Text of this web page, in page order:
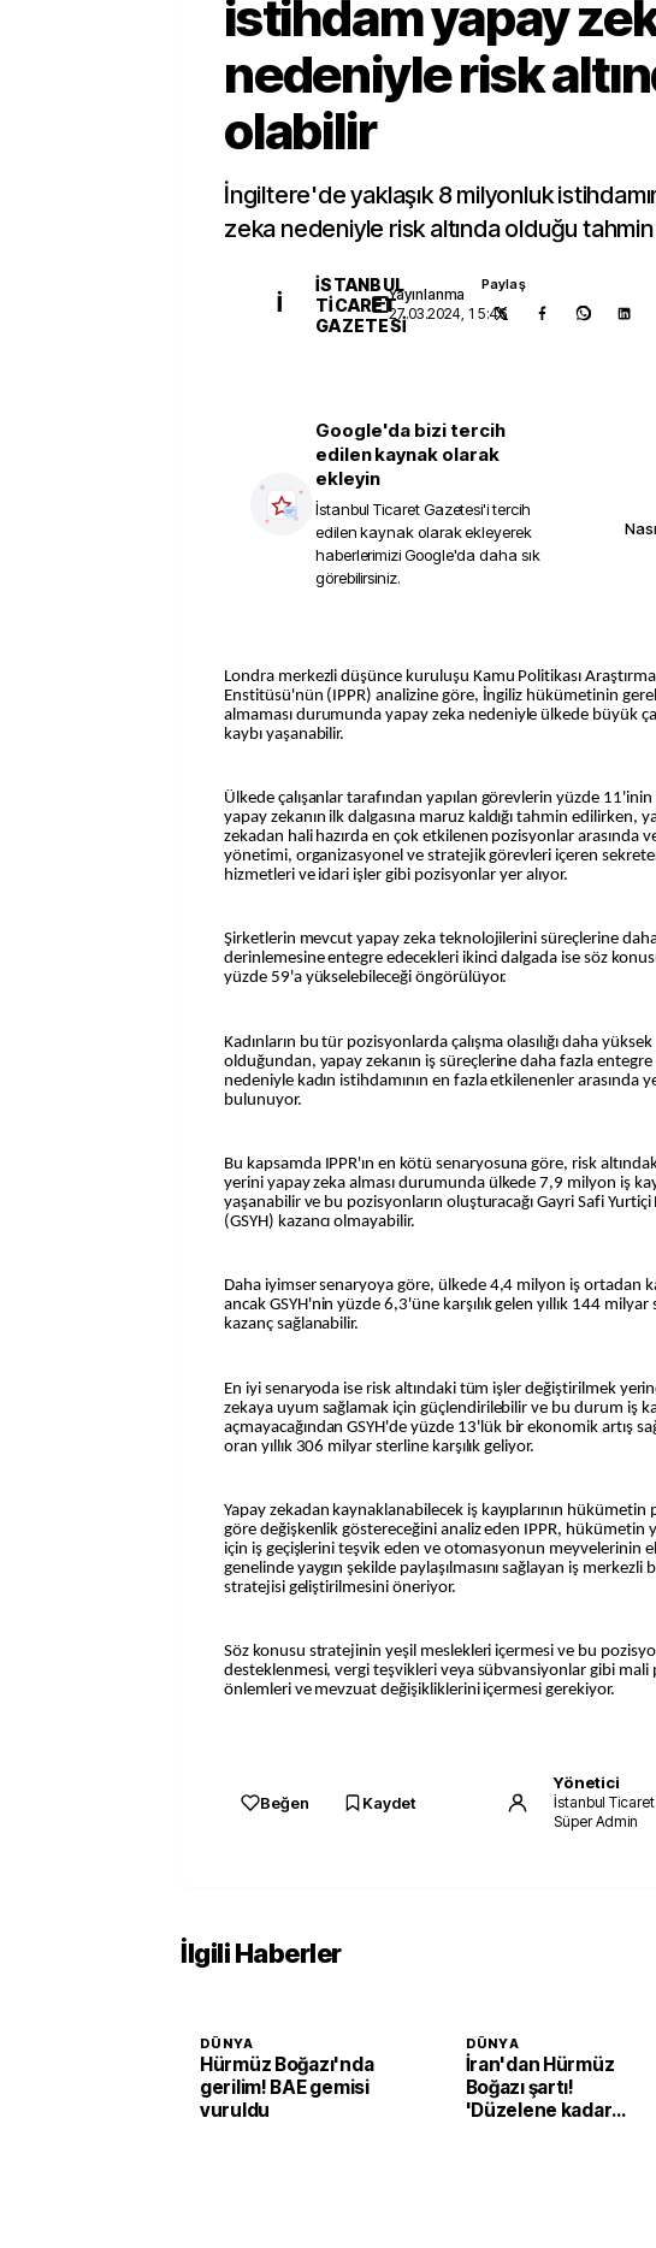
istihdam yapay
nedeniyle risk
olabilir
İngiltere'de yaklaşık 8 milyonluk
zeka nedeniyle risk altında olduğu
İ
İSTANBUL
TICARET
GAZETESI
Yayınlanma
27.03.2024, 15:46
Paylaş
Google'da bizi tercih
edilen kaynak olarak
ekleyin
İstanbul Ticaret Gazetesi'i tercih
edilen kaynak olarak ekleyerek
haberlerimizi Google'da daha sık
görebilirsiniz.
Londra merkezli düşünce kuruluşu Kamu Politikası Araştırma
Enstitüsü'nün (IPPR) analizine göre, İngiliz hükümetinin
almaması durumunda yapay zeka nedeniyle ülkede büyük
kaybı yaşanabilir.
Ülkede çalışanlar tarafından yapılan görevlerin yüzde
yapay zekanın ilk dalgasına maruz kaldığı tahmin edilirken,
zekadan hali hazırda en çok etkilenen pozisyonlar arasında
yönetimi, organizasyonel ve stratejik görevleri içeren
hizmetleri ve idari işler gibi pozisyonlar yer alıyor.
Şirketlerin mevcut yapay zeka teknolojilerini süreçlerine
derinlemesine entegre edecekleri ikinci dalgada ise söz
yüzde 59'a yükselebileceği öngörülüyor.
Kadınların bu tür pozisyonlarda çalışma olasılığı daha yüksek
olduğundan, yapay zekanın iş süreçlerine daha fazla entegre
nedeniyle kadın istihdamının en fazla etkilenenler arasında
bulunuyor.
Bu kapsamda IPPR'ın en kötü senaryosuna göre, risk
yerini yapay zeka alması durumunda ülkede 7,9 milyon iş
yaşanabilir ve bu pozisyonların oluşturacağı Gayri Safi Yurtiçi
(GSYH) kazancı olmayabilir.
Daha iyimser senaryoya göre, ülkede 4,4 milyon iş ortadan
ancak GSYH'nin yüzde 6,3'üne karşılık gelen yıllık 144 milyar
kazanç sağlanabilir.
En iyi senaryoda ise risk altındaki tüm işler değiştirilmek
zekaya uyum sağlamak için güçlendirilebilir ve bu durum iş
açmayacağından GSYH'de yüzde 13'lük bir ekonomik artış
oran yıllık 306 milyar sterline karşılık geliyor.
Yapay zekadan kaynaklanabilecek iş kayıplarının hükümetin
göre değişkenlik göstereceğini analiz eden IPPR, hükümetin
için iş geçişlerini teşvik eden ve otomasyonun meyvelerinin
genelinde yaygın şekilde paylaşılmasını sağlayan iş merkezli
stratejisi geliştirilmesini öneriyor.
Söz konusu stratejinin yeşil meslekleri içermesi ve bu
desteklenmesi, vergi teşvikleri veya sübvansiyonlar gibi mali
önlemleri ve mevzuat değişikliklerini içermesi gerekiyor.
Beğen Kaydet
Yönetici
İstanbul
Süper Admin
İlgili Haberler
DÜNYA
Hürmüz Boğazı'nda
gerilim! BAE gemisi
vuruldu
DÜNYA
İran'dan Hürmüz
Boğazı şartı!
'Düzelene kadar